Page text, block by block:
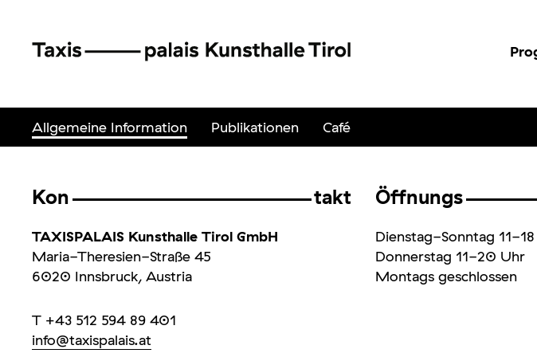
Allgemeine Information Publikationen Café
Kon takt
TAXISPALAIS Kunsthalle Tirol GmbH
Maria-Theresien-Straße 45
6020 Innsbruck, Austria
T +43 512 594 89 401
info@taxispalais.at
Öffnungs
Dienstag-Sonntag 11-
Donnerstag 11-20 Uhr
Montags geschlossen